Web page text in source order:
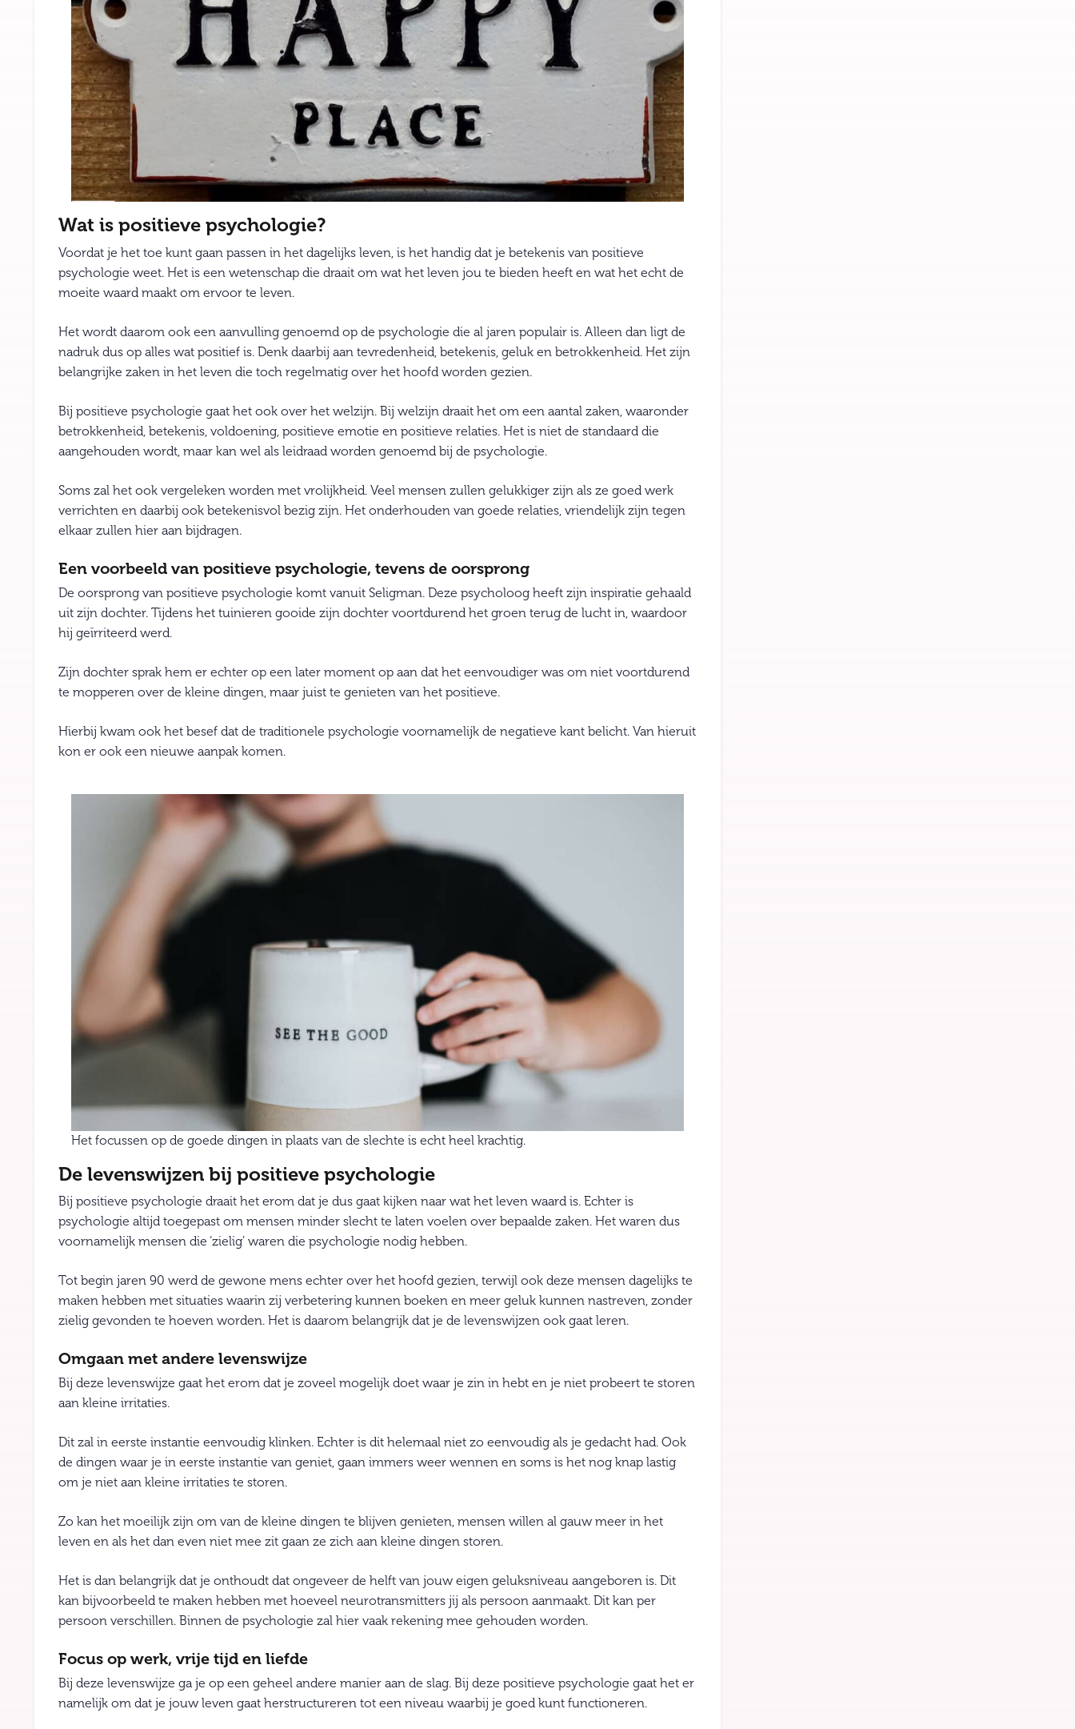
Wat is positieve psychologie?
Voordat je het toe kunt gaan passen in het dagelijks leven, is het handig dat je betekenis van positieve
psychologie weet. Het is een wetenschap die draait om wat het leven jou te bieden heeft en wat het echt de
moeite waard maakt om ervoor te leven.
Het wordt daarom ook een aanvulling genoemd op de psychologie die al jaren populair is. Alleen dan ligt de
nadruk dus op alles wat positief is. Denk daarbij aan tevredenheid, betekenis, geluk en betrokkenheid. Het zijn
belangrijke zaken in het leven die toch regelmatig over het hoofd worden gezien.
Bij positieve psychologie gaat het ook over het welzijn. Bij welzijn draait het om een aantal zaken, waaronder
betrokkenheid, betekenis, voldoening, positieve emotie en positieve relaties. Het is niet de standaard die
aangehouden wordt, maar kan wel als leidraad worden genoemd bij de psychologie.
Soms zal het ook vergeleken worden met vrolijkheid. Veel mensen zullen gelukkiger zijn als ze goed werk
verrichten en daarbij ook betekenisvol bezig zijn. Het onderhouden van goede relaties, vriendelijk zijn tegen
elkaar zullen hier aan bijdragen.
Een voorbeeld van positieve psychologie, tevens de oorsprong
De oorsprong van positieve psychologie komt vanuit Seligman. Deze psycholoog heeft zijn inspiratie gehaald
uit zijn dochter. Tijdens het tuinieren gooide zijn dochter voortdurend het groen terug de lucht in, waardoor
hij geïrriteerd werd.
Zijn dochter sprak hem er echter op een later moment op aan dat het eenvoudiger was om niet voortdurend
te mopperen over de kleine dingen, maar juist te genieten van het positieve.
Hierbij kwam ook het besef dat de traditionele psychologie voornamelijk de negatieve kant belicht. Van hieruit
kon er ook een nieuwe aanpak komen.
Het focussen op de goede dingen in plaats van de slechte is echt heel krachtig.
De levenswijzen bij positieve psychologie
Bij positieve psychologie draait het erom dat je dus gaat kijken naar wat het leven waard is. Echter is
psychologie altijd toegepast om mensen minder slecht te laten voelen over bepaalde zaken. Het waren dus
voornamelijk mensen die ‘zielig’ waren die psychologie nodig hebben.
Tot begin jaren 90 werd de gewone mens echter over het hoofd gezien, terwijl ook deze mensen dagelijks te
maken hebben met situaties waarin zij verbetering kunnen boeken en meer geluk kunnen nastreven, zonder
zielig gevonden te hoeven worden. Het is daarom belangrijk dat je de levenswijzen ook gaat leren.
Omgaan met andere levenswijze
Bij deze levenswijze gaat het erom dat je zoveel mogelijk doet waar je zin in hebt en je niet probeert te storen
aan kleine irritaties.
Dit zal in eerste instantie eenvoudig klinken. Echter is dit helemaal niet zo eenvoudig als je gedacht had. Ook
de dingen waar je in eerste instantie van geniet, gaan immers weer wennen en soms is het nog knap lastig
om je niet aan kleine irritaties te storen.
Zo kan het moeilijk zijn om van de kleine dingen te blijven genieten, mensen willen al gauw meer in het
leven en als het dan even niet mee zit gaan ze zich aan kleine dingen storen.
Het is dan belangrijk dat je onthoudt dat ongeveer de helft van jouw eigen geluksniveau aangeboren is. Dit
kan bijvoorbeeld te maken hebben met hoeveel neurotransmitters jij als persoon aanmaakt. Dit kan per
persoon verschillen. Binnen de psychologie zal hier vaak rekening mee gehouden worden.
Focus op werk, vrije tijd en liefde
Bij deze levenswijze ga je op een geheel andere manier aan de slag. Bij deze positieve psychologie gaat het er
namelijk om dat je jouw leven gaat herstructureren tot een niveau waarbij je goed kunt functioneren.